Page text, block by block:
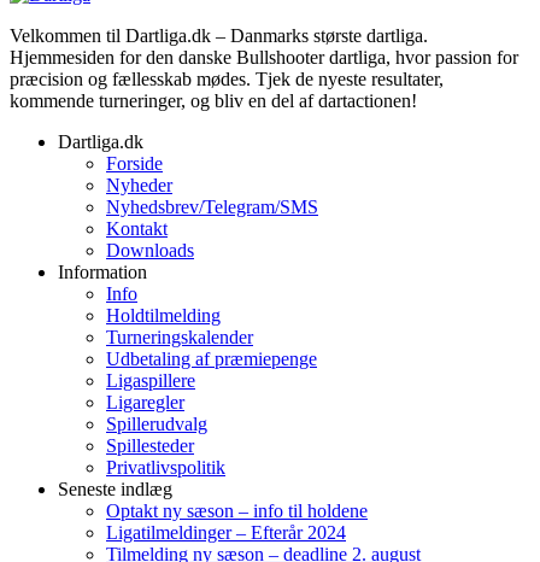
Velkommen til Dartliga.dk – Danmarks største dartliga.
Hjemmesiden for den danske Bullshooter dartliga, hvor passion for
præcision og fællesskab mødes. Tjek de nyeste resultater,
kommende turneringer, og bliv en del af dartactionen!
Dartliga.dk
Forside
Nyheder
Nyhedsbrev/Telegram/SMS
Kontakt
Downloads
Information
Info
Holdtilmelding
Turneringskalender
Udbetaling af præmiepenge
Ligaspillere
Ligaregler
Spillerudvalg
Spillesteder
Privatlivspolitik
Seneste indlæg
Optakt ny sæson – info til holdene
Ligatilmeldinger – Efterår 2024
Tilmelding ny sæson – deadline 2. august